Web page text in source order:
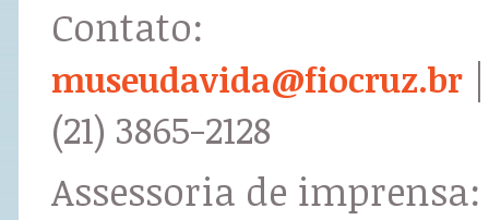
Contato:
museudavida@fiocruz.br |
(21) 3865-2128
Assessoria de imprensa: